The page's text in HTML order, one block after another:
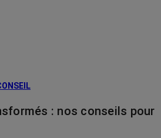
: nos conseils pour